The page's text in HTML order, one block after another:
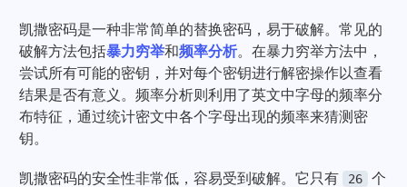
凯撒密码是一种非常简单的替换密码，易于破解。常见的
破解方法包括暴力穷举和频率分析。在暴力穷举方法中，
尝试所有可能的密钥，并对每个密钥进行解密操作以查看
结果是否有意义。频率分析则利用了英文中字母的频率分
布特征，通过统计密文中各个字母出现的频率来猜测密
钥。
凯撒密码的安全性非常低，容易受到破解。它只有 26
个